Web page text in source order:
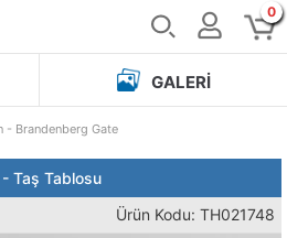
0
GALERI
- Brandenberg Gate
Taş Tablosu
Ürün Kodu: TH021748